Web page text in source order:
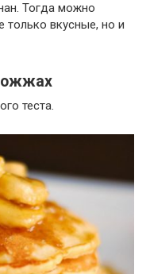
Тогда можно
только вкусные, но и
теста.